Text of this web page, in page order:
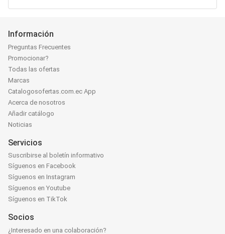
Información
Preguntas Frecuentes
Promocionar?
Todas las ofertas
Marcas
Catalogosofertas.com.ec App
Acerca de nosotros
Añadir catálogo
Noticias
Servicios
Suscribirse al boletín informativo
Síguenos en Facebook
Síguenos en Instagram
Síguenos en Youtube
Síguenos en TikTok
Socios
¿Interesado en una colaboración?